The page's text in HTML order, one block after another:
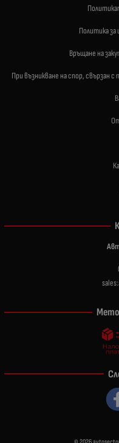
Политика за
Връщане на
При възникване на спор, свързан